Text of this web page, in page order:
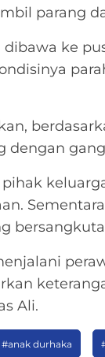
parang
dibawa ke
dengan
pihak
Ali.
#anak durhaka